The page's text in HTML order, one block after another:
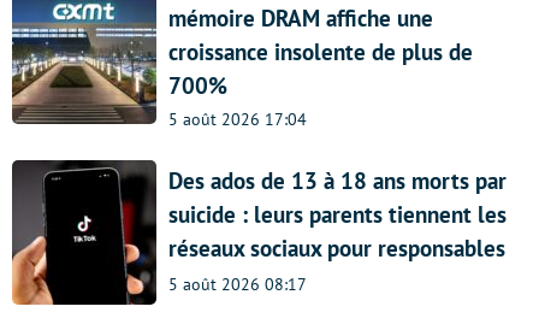
mémoire DRAM affiche une
croissance insolente de plus de
700%
5 août 2026 17:04
Des ados de 13 à 18 ans morts par
suicide : leurs parents tiennent les
réseaux sociaux pour responsables
5 août 2026 08:17